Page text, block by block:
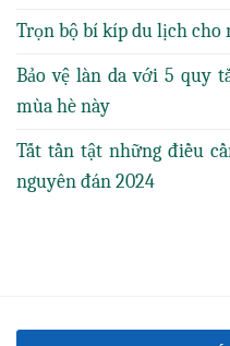
Trọn bộ bí kíp du lịch cho
Bảo vệ làn da với 5 quy
mùa hè này
Tất tần tật những điều
nguyên đán 2024